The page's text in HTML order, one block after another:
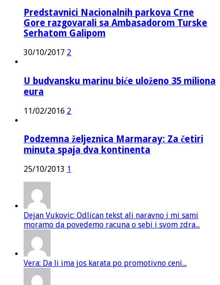
Predstavnici Nacionalnih parkova Crne
Gore razgovarali sa Ambasadorom Turske
Serhatom Galipom
30/10/2017 2
U budvansku marinu biće uloženo 35 miliona
eura
11/02/2016 2
Podzemna željeznica Marmaray: Za četiri
minuta spaja dva kontinenta
25/10/2013 1
Dejan Vukovic: Odlican tekst ali naravno i mi sami
moramo da povedemo racuna o sebi i svom zdra...
Vera: Da li ima jos karata po promotivno ceni...